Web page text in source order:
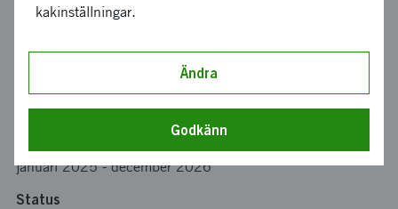
Koordinator
för tema
Bidrag från Vinnova
500 000 kronor
januari 2025-december 2026
Status
kakinställningar.
Ändra
Godkänn